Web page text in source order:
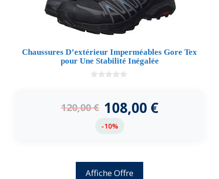
Chaussures D’extérieur Imperméables Gore Tex
pour Une Stabilité Inégalée
5
120,00€ 108,00 €
-10%
Affiche Offre